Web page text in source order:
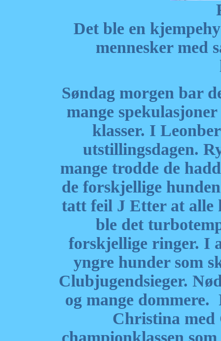
Det ble en
mennesker med
Søndag morgen bar
mange
klasser. I
utstillingsdagen.
mange trodde de
de forskjellige
tatt feil J Etter at alle
ble det
forskjellige ringer. I
yngre hunder som
Clubjugendsieger.
og mange
Christina med
championklassen